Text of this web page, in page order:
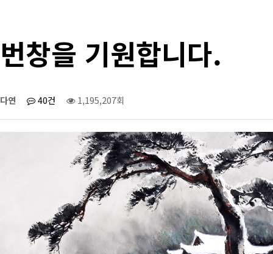
번창을 기원합니다.
다연 40건 1,195,207회